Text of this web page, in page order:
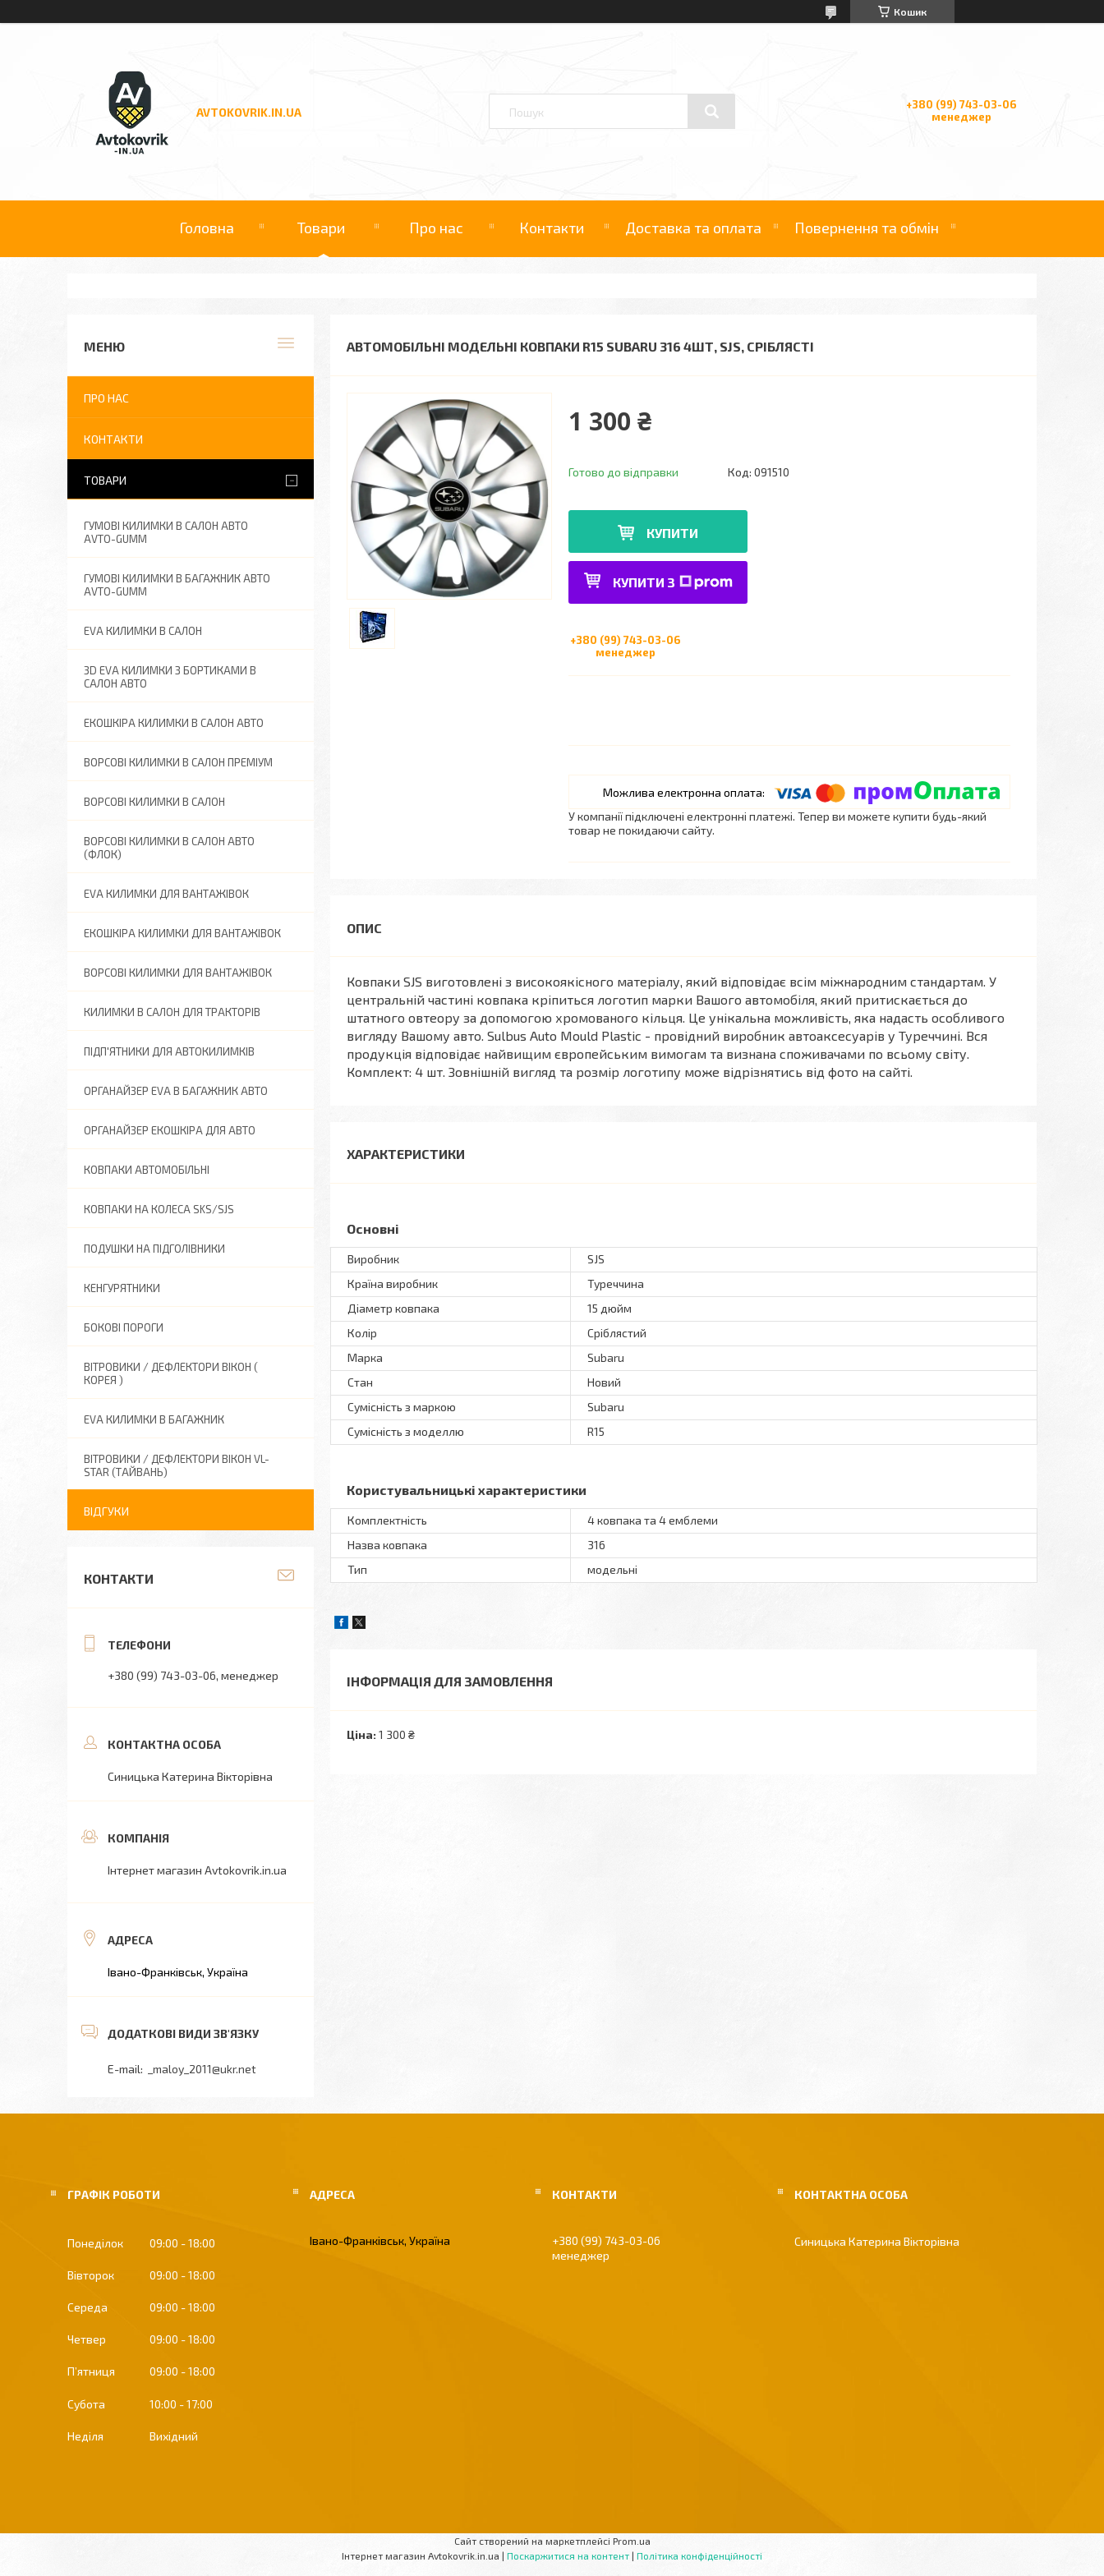
Кошик
AVTOKOVRIK.IN.UA
+380 (99) 743-03-06
менеджер
Головна Товари Про нас Контакти Доставка та оплата Повернення та обмін
АВТОМОБІЛЬНІ МОДЕЛЬНІ КОВПАКИ R15 SUBARU 316 4ШТ, SJS, СРІБЛЯСТІ
1 300 ₴
Готово до відправки Код: 091510
КУПИТИ
КУПИТИ З
+380 (99) 743-03-06
менеджер
У компанії підключені електронні платежі. Тепер ви можете купити будь-який
товар не покидаючи сайту.
Ковпаки SJS виготовлені з високоякісного матеріалу, який відповідає всім міжнародним стандартам. У
центральній частині ковпака кріпиться логотип марки Вашого автомобіля, який притискається до
штатного овтеору за допомогою хромованого кільця. Це унікальна можливість, яка надасть особливого
вигляду Вашому авто. Sulbus Auto Mould Plastic - провідний виробник автоаксесуарів у Туреччині. Вся
продукція відповідає найвищим європейським вимогам та визнана споживачами по всьому світу.
Комплект: 4 шт. Зовнішній вигляд та розмір логотипу може відрізнятись від фото на сайті.
ХАРАКТЕРИСТИКИ
Основні
Виробник
SJS
Країна виробник
Туреччина
Діаметр ковпака
15 дюйм
Колір
Сріблястий
Марка
Subaru
Стан
Новий
Сумісність з маркою
Subaru
Сумісність з моделлю
R15
Користувальницькі характеристики
Комплектність
4 ковпака та 4 емблеми
Назва ковпака
316
Тип
модельні
ІНФОРМАЦІЯ ДЛЯ ЗАМОВЛЕННЯ
Ціна: 1 300 ₴
ПРО НАС
КОНТАКТИ
ТОВАРИ
ГУМОВІ КИЛИМКИ В САЛОН АВТО
AVTO-GUMM
ГУМОВІ КИЛИМКИ В БАГАЖНИК АВТО
AVTO-GUMM
EVA КИЛИМКИ В САЛОН
3D EVA КИЛИМКИ З БОРТИКАМИ В
САЛОН АВТО
ЕКОШКІРА КИЛИМКИ В САЛОН АВТО
ВОРСОВІ КИЛИМКИ В САЛОН ПРЕМІУМ
ВОРСОВІ КИЛИМКИ В САЛОН
ВОРСОВІ КИЛИМКИ В САЛОН АВТО
(ФЛОК)
EVA КИЛИМКИ ДЛЯ ВАНТАЖІВОК
ЕКОШКІРА КИЛИМКИ ДЛЯ ВАНТАЖІВОК
ВОРСОВІ КИЛИМКИ ДЛЯ ВАНТАЖІВОК
КИЛИМКИ В САЛОН ДЛЯ ТРАКТОРІВ
ПІДП'ЯТНИКИ ДЛЯ АВТОКИЛИМКІВ
ОРГАНАЙЗЕР EVA В БАГАЖНИК АВТО
ОРГАНАЙЗЕР ЕКОШКІРА ДЛЯ АВТО
КОВПАКИ АВТОМОБІЛЬНІ
КОВПАКИ НА КОЛЕСА SKS/SJS
ПОДУШКИ НА ПІДГОЛІВНИКИ
КЕНГУРЯТНИКИ
БОКОВІ ПОРОГИ
ВІТРОВИКИ / ДЕФЛЕКТОРИ ВІКОН (
КОРЕЯ )
EVA КИЛИМКИ В БАГАЖНИК
ВІТРОВИКИ / ДЕФЛЕКТОРИ ВІКОН VL-
STAR (ТАЙВАНЬ)
ВІДГУКИ
КОНТАКТИ
+380 (99) 743-03-06 менеджер
Синицька Катерина Вікторівна
Інтернет магазин Avtokovrik.in.ua
Івано-Франківськ, Україна
_maloy_2011@ukr.net
ГРАФІК РОБОТИ
Понеділок 09:00 18:00
Вівторок 09:00 18:00
Середа 09:00 18:00
Четвер 09:00 18:00
Пʼятниця 09:00 18:00
Субота 10:00 17:00
Неділя Вихідний
Івано-Франківськ, Україна
+380 (99) 743-03-06
менеджер
Синицька Катерина Вікторівна
Сайт створений на маркетплейсі Prom.ua
Інтернет магазин Avtokovrik.in.ua | Поскаржитися на контент | Політика конфіденційності